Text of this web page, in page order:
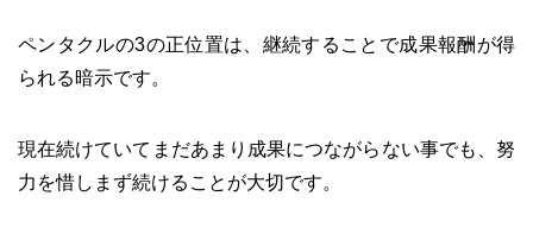
ペンタクルの3の正位置は、継続することで成果報酬が得
られる暗示です。
現在続けていてまだあまり成果につながらない事でも、努
力を惜しまず続けることが大切です。